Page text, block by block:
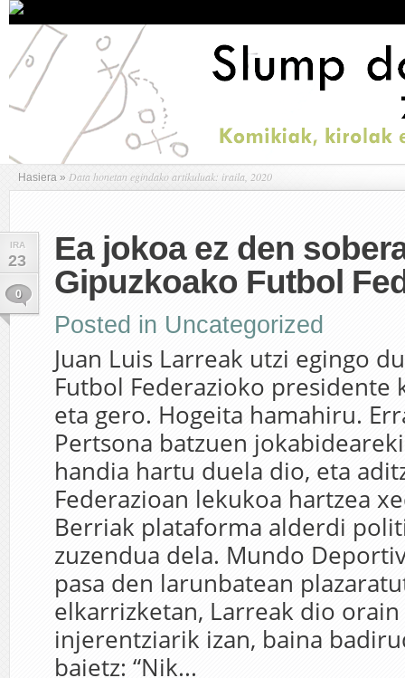
Hasiera » Data honetan egindako artikuluak: iraila, 2020
IRA
23
0
Ea jokoa ez den
Gipuzkoako Futbol
Posted in Uncategorized
Juan Luis Larreak utzi egingo
Futbol Federazioko presidente
eta gero. Hogeita hamahiru.
Pertsona batzuen
handia hartu duela dio, eta
Federazioan lekukoa hartzea
Berriak plataforma alderdi
zuzendua dela. Mundo
pasa den larunbatean
elkarrizketan, Larreak dio
injerentziarik izan, baina
baietz: “Nik...